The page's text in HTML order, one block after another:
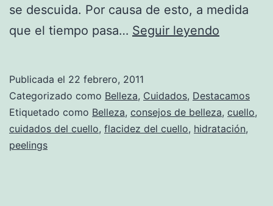
se descuida. Por causa de esto, a medida
que el tiempo pasa… Seguir leyendo
la
flacidez
en
Publicada el 22 febrero, 2011
Categorizado como Belleza, Cuidados, Destacamos
Etiquetado como Belleza, consejos de belleza, cuello,
cuidados del cuello, flacidez del cuello, hidratación,
peelings